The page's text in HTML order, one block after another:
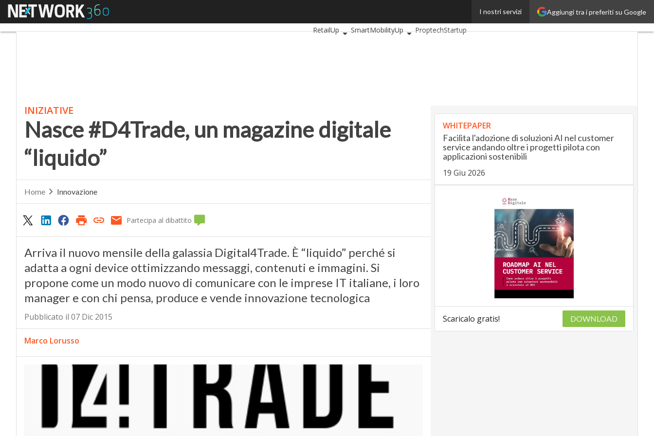
Aggiungi tra i preferiti su Google
I nostri servizi
Menu
InsuranceUp
RetailUp
SmartMobilityUp ProptechStartup
INIZIATIVE
Nasce #D4Trade, un magazine digitale
“liquido”
Home Innovazione
Partecipa al dibattito
Arriva il nuovo mensile della galassia Digital4Trade. È “liquido” perché si
adatta a ogni device ottimizzando messaggi, contenuti e immagini. Si
propone come un modo nuovo di comunicare con le imprese IT italiane, i loro
manager e con chi pensa, produce e vende innovazione tecnologica
Pubblicato il 07 Dic 2015
Marco Lorusso
WHITEPAPER
Facilita l'adozione di soluzioni AI nel customer
service andando oltre i progetti pilota con
applicazioni sostenibili
19 Giu 2026
Scaricalo gratis! DOWNLOAD